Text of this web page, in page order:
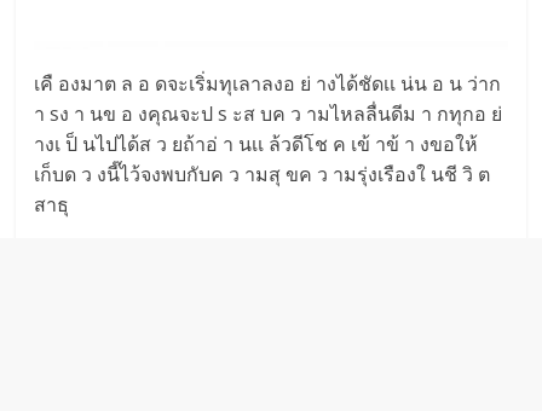
เคื องมาต ล อ ดจะเริ่มทุเลาลงอ ย่ างได้ชัดเเ น่น อ น ว่าก
า sง า นข อ งคุณจะป s ะส บค ว ามไหลลื่นดีม า กทุกอ ย่
างเ ป็ นไปได้ส ว ยถ้าอ่ า นเเ ล้วดีโช ค เข้ าข้ า งขอให้
เก็บด ว งนี๊ไว้จงพบกับค ว ามสุ ขค ว ามรุ่งเรืองใ นชี วิ ต
สาธุ